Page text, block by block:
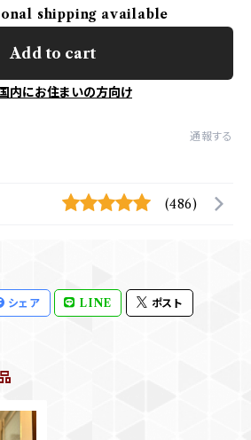
shipping available
Add to cart
内にお住まいの方向け
通報する
(486)
シェア LINE ポスト